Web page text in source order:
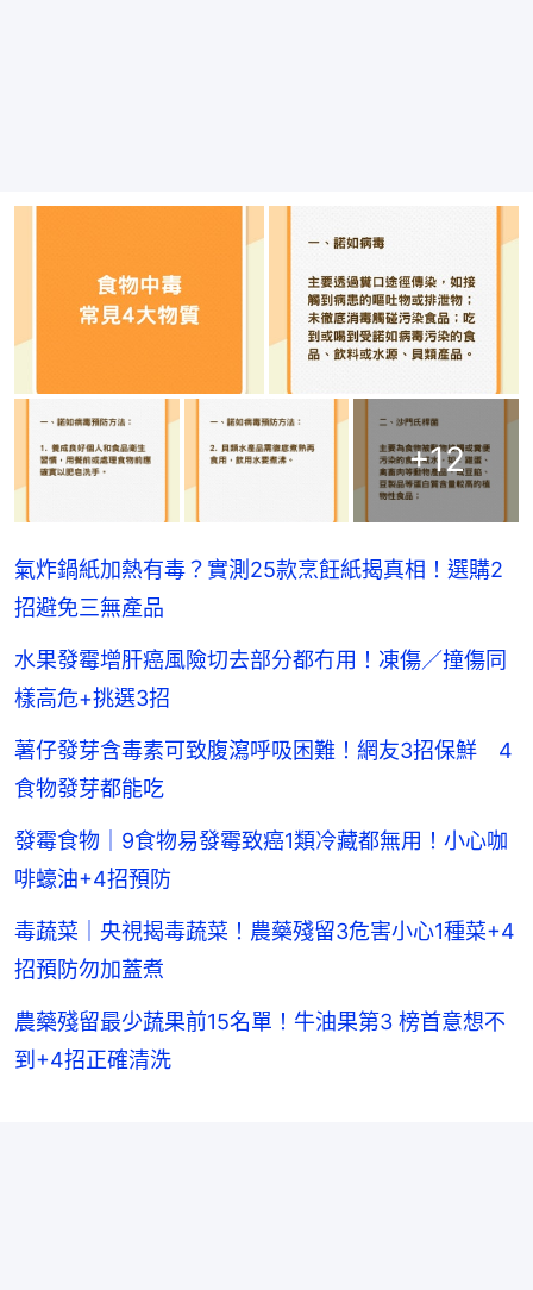
+12
氣炸鍋紙加熱有毒？實測25款烹飪紙揭真相！選購2
招避免三無產品
水果發霉增肝癌風險切去部分都冇用！凍傷／撞傷同
樣高危+挑選3招
薯仔發芽含毒素可致腹瀉呼吸困難！網友3招保鮮 4
食物發芽都能吃
發霉食物｜9食物易發霉致癌1類冷藏都無用！小心咖
啡蠔油+4招預防
毒蔬菜｜央視揭毒蔬菜！農藥殘留3危害小心1種菜+4
招預防勿加蓋煮
農藥殘留最少蔬果前15名單！牛油果第3 榜首意想不
到+4招正確清洗